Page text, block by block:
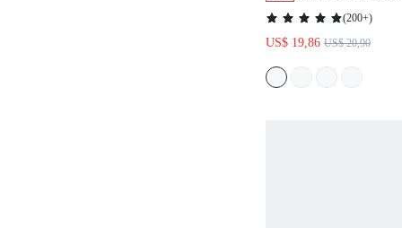
SUSTENTAÇÃO
SONHO, TONS
BÁSICO COM
MARCAS, ITENS
(200+)
US$ 19,86 US$ 20,90